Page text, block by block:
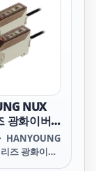
time and
with the
and
function.
60 X-Series
by the
to
power
data and
NUX
한영넉스
NUX
C7
NUX
영넉스
한영넉스
HANYOUNG
C7W
NUX
광화이버
HANYOUNG
즈 광화이버